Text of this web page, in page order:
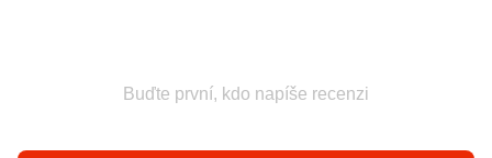
Buďte první, kdo napíše recenzi